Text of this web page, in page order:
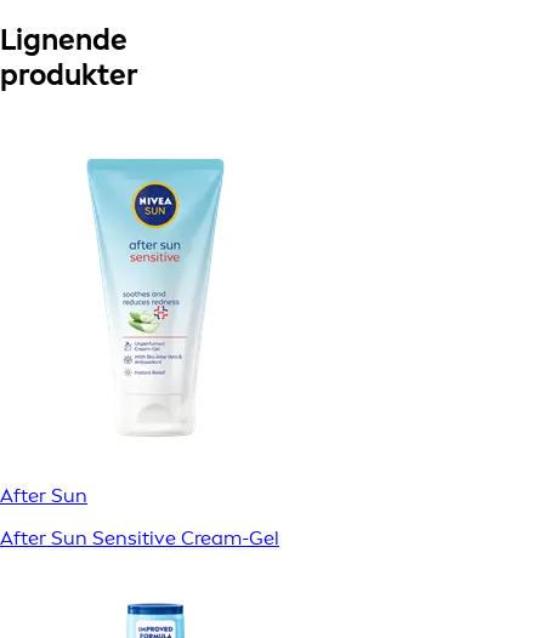
Lignende
produkter
After Sun
After Sun Sensitive Cream-Gel